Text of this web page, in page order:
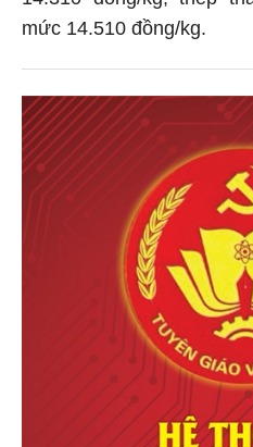
mức 14.510 đồng/kg.